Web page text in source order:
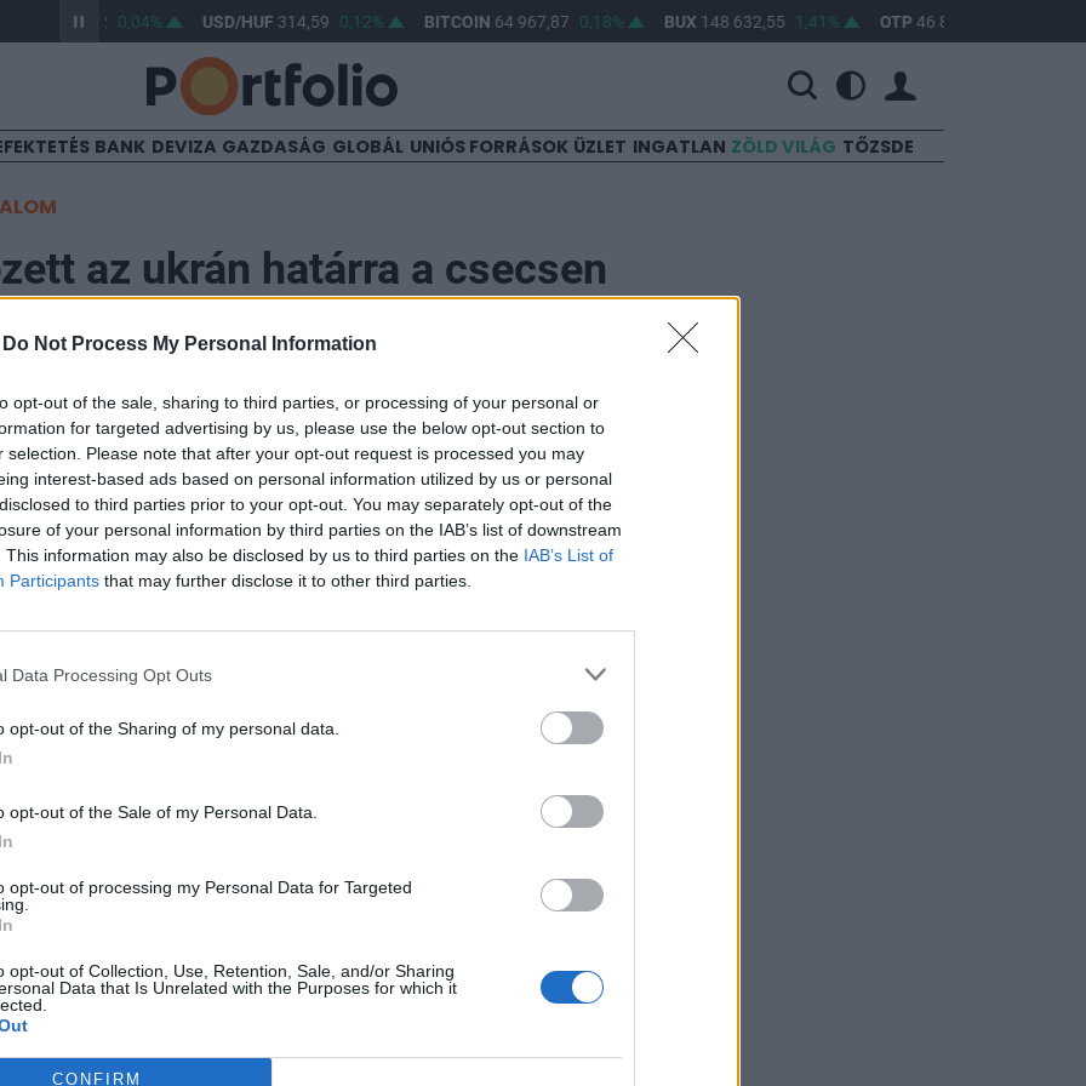
Do Not Process My Personal Information
opt-out of the sale, sharing to third parties, or processing of your personal or
for targeted advertising by us, please use the below opt-out section to
selection. Please note that after your opt-out request is processed you may
interest-based ads based on personal information utilized by us or personal
to third parties prior to your opt-out. You may separately opt-out of the
of your personal information by third parties on the IAB’s list of downstream
This information may also be disclosed by us to third parties on the IAB’s List of
Participants that may further disclose it to other third parties.
Data Processing Opt Outs
opt-out of the Sharing of my personal data.
opt-out of the Sale of my Personal Data.
opt-out of processing my Personal Data for Targeted
opt-out of Collection, Use, Retention, Sale, and/or Sharing
Data that Is Unrelated with the Purposes for which it
CONFIRM
363,32 0,04% USD/HUF 314,59 0,12% BITCOIN64 967,87 0,18% BUX148 632,55 1,41% OTP46 890
BANK DEVIZA GAZDASÁG GLOBÁL UNIÓS FORRÁSOK ÜZLET INGATLAN ZÖLD VILÁG TŐZSDE
az ukrán határra a csecsen
Putyinhoz hűséges csecsen Ahmat különleges műveleti
határ menti Belgorodba.
megérkezett a csecsen Ahmat különleges műveleti osztag az oroszországi
Kadirov, Csecsenföld kormányzója még június 5-én jelentette ki, hogy a
portfolio.hu hírarchívumához tartozik, melynek olvasása előfizetéses
tartalmazza:
cikkarchívum
elmúlt 2 év napon belüli
Előfizetés